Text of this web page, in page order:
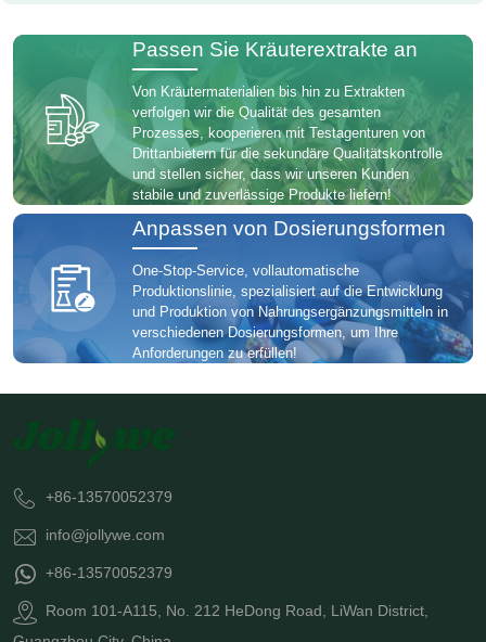
Passen Sie Kräuterextrakte an
Von Kräutermaterialien bis hin zu Extrakten
verfolgen wir die Qualität des gesamten
Prozesses, kooperieren mit Testagenturen von
Drittanbietern für die sekundäre Qualitätskontrolle
und stellen sicher, dass wir unseren Kunden
stabile und zuverlässige Produkte liefern!
Anpassen von Dosierungsformen
One-Stop-Service, vollautomatische
Produktionslinie, spezialisiert auf die Entwicklung
und Produktion von Nahrungsergänzungsmitteln in
verschiedenen Dosierungsformen, um Ihre
Anforderungen zu erfüllen!
+86-13570052379
info@jollywe.com
+86-13570052379
Room 101-A115, No. 212 HeDong Road, LiWan District,